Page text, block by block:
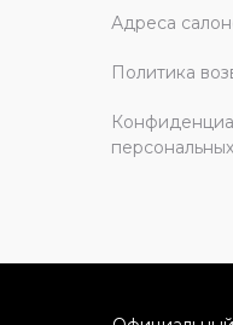
Адреса
Политика